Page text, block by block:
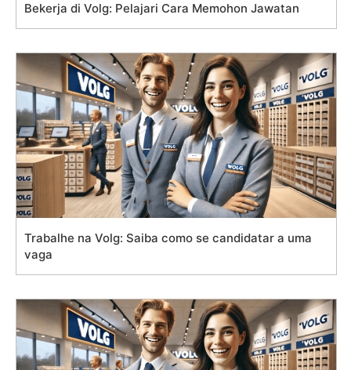
Bekerja di Volg: Pelajari Cara Memohon Jawatan
Trabalhe na Volg: Saiba como se candidatar a uma
vaga